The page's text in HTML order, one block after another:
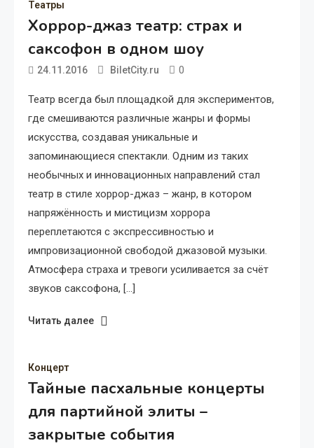
Театры
Хоррор-джаз театр: страх и
саксофон в одном шоу
24.11.2016 BiletCity.ru 0
Театр всегда был площадкой для экспериментов,
где смешиваются различные жанры и формы
искусства, создавая уникальные и
запоминающиеся спектакли. Одним из таких
необычных и инновационных направлений стал
театр в стиле хоррор-джаз – жанр, в котором
напряжённость и мистицизм хоррора
переплетаются с экспрессивностью и
импровизационной свободой джазовой музыки.
Атмосфера страха и тревоги усиливается за счёт
звуков саксофона, […]
Читать далее
Концерт
Тайные пасхальные концерты
для партийной элиты –
закрытые события